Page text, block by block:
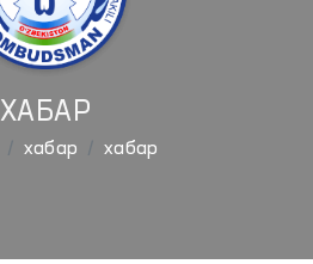
ХАБАР
хабар хабар